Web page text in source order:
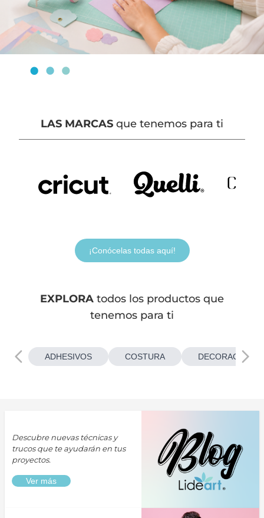
LAS MARCAS que tenemos para ti
¡Conócelas todas aquí!
EXPLORA todos los productos que
tenemos para ti
ADHESIVOS COSTURA
Descubre nuevas técnicas y
trucos que te ayudarán en tus
proyectos.
Ver más